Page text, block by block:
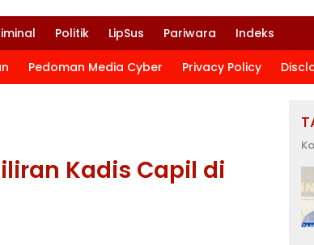
Politik LipSus Pariwara Indeks
Pedoman Media Cyber Privacy Policy
Kadis Capil di